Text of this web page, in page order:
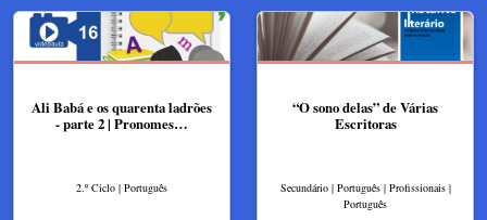
Ali Babá e os quarenta ladrões
- parte 2 | Pronomes…
2.º Ciclo | Português
“O sono delas” de Várias
Escritoras
Secundário | Português | Profissionais |
Português